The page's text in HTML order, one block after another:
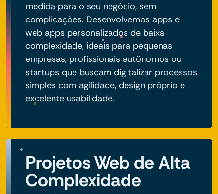
medida para o seu negócio, sem
complicações. Desenvolvemos apps e
web apps personalizados de baixa
complexidade, ideais para pequenas
empresas, profissionais autônomos ou
startups que buscam digitalizar processos
simples com agilidade, design próprio e
excelente usabilidade.
Projetos Web de Alta
Complexidade